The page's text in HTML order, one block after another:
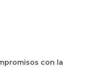
con la